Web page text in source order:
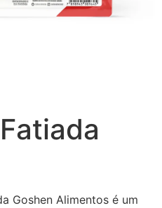
Goshen Alimentos é um